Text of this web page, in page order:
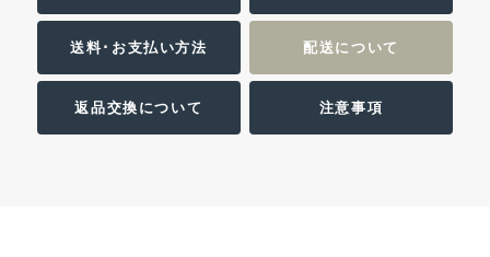
送料･お支払い方法 配送について
返品交換について 注意事項